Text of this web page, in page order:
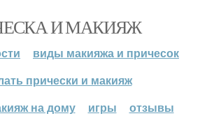
И МАКИЯЖ
виды макияжа и причесок
прически и макияж
на дому
игры отзывы